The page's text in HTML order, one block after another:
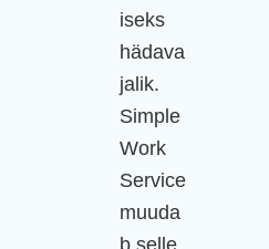
iseks
hädava
jalik.
Simple
Work
Service
muuda
b selle